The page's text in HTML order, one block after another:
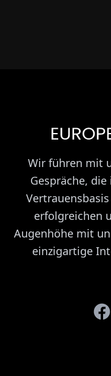
Wir führen mit
Gespräche,
erfolgreichen
Augenhöhe mit
einzigartige